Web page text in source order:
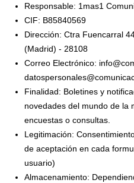
Responsable: 1mas1
CIF: B85840569
Dirección: Ctra Fuencarral
(Madrid) - 28108
Correo Electrónico:
Finalidad: Boletines y
novedades del mundo de la
encuestas o consultas.
Legitimación:
de aceptación en cada
usuario)
Almacenamiento: